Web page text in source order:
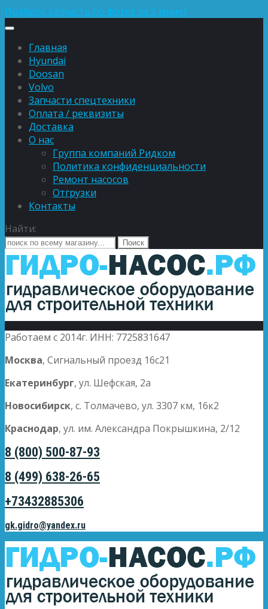
Подберу запчасть по фотке за 5 минут
Главная
Hyundai
Doosan
Volvo
Запчасти спецтехники
Оплата / реквизиты
Доставка
О нас
Группа компаний Ридком
Политика конфиденциальности
Ремонт насосов
Отгрузки
Контакты
Найти:
Работаем с 2014г. ИНН: 7725831647
Москва, Сигнальный проезд 16с21
Екатеринбург, ул. Шефская, 2а
Новосибирск, с. Толмачево, ул. 3307 км, 16к2
Краснодар, ул. им. Александра Покрышкина, 2/12
8 (800) 500-87-93
8 (499) 638-26-65
+73432885306
gk.gidro@yandex.ru